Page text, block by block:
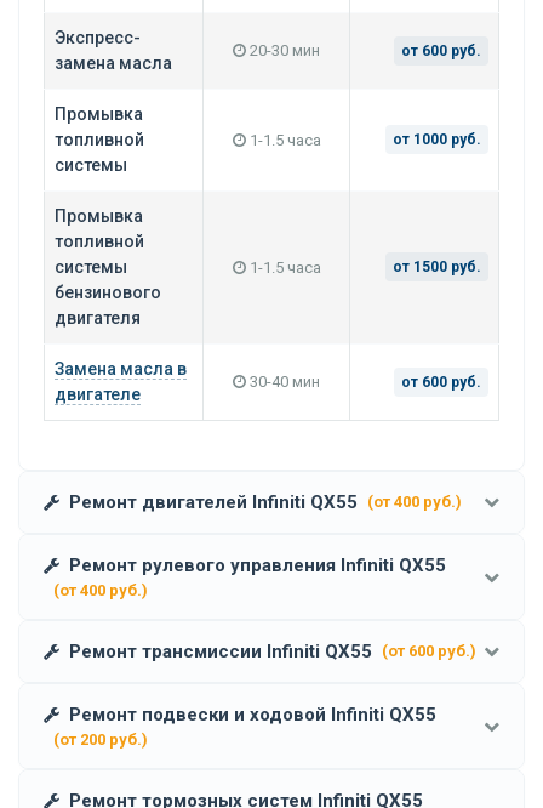
Экспресс-
замена масла
20-30 мин от 600 руб.
Промывка
топливной
системы
1-1.5 часа от 1000 руб.
Промывка
топливной
системы
бензинового
двигателя
1-1.5 часа от 1500 руб.
Замена масла в
двигателе
30-40 мин от 600 руб.
Ремонт двигателей Infiniti QX55 (от 400 руб.)
Ремонт рулевого управления Infiniti QX55
(от 400 руб.)
Ремонт трансмиссии Infiniti QX55 (от 600 руб.)
Ремонт подвески и ходовой Infiniti QX55
(от 200 руб.)
Ремонт тормозных систем Infiniti QX55